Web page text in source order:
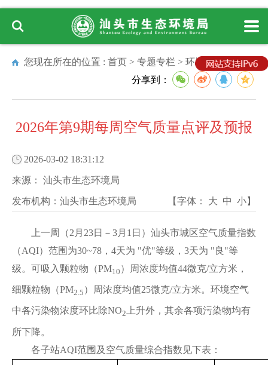
您现在所在的位置 : 首页 > 专题专栏 > 环境质量状况
分享到：
2026年第9期每周空气质量点评及预报
2026-03-02 18:31:12
来源： 汕头市生态环境局
发布机构： 汕头市生态环境局 【字体： 大 中 小】
上一周（2月23日－3月1日）汕头市城区空气质量指数
（AQI）范围为30~78，4天为 "优"等级，3天为 "良"等
级。可吸入颗粒物（PM10 ）周浓度均值44微克/立方米，
细颗粒物（PM2.5 ）周浓度均值25微克/立方米。环境空气
中各污染物浓度环比除NO2 上升外，其余各项污染物均有
所下降。
各子站AQI范围及空气质量综合指数见下表：